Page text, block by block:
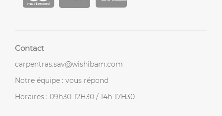
Contact
carpentras.sav@wishibam.com
Notre équipe : vous répond
Horaires : 09h30-12H30 / 14h-17H30